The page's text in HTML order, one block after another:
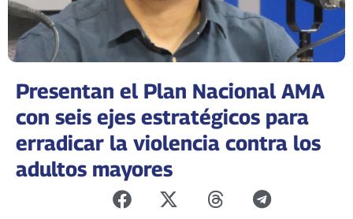
Presentan el Plan Nacional AMA
con seis ejes estratégicos para
erradicar la violencia contra los
adultos mayores